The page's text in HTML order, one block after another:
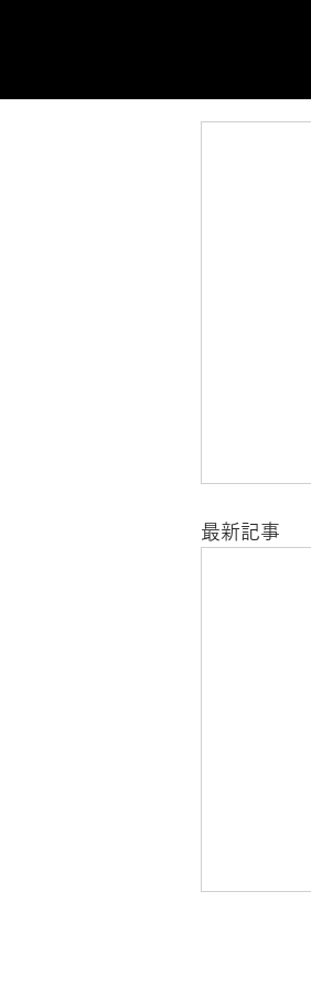
最新記事